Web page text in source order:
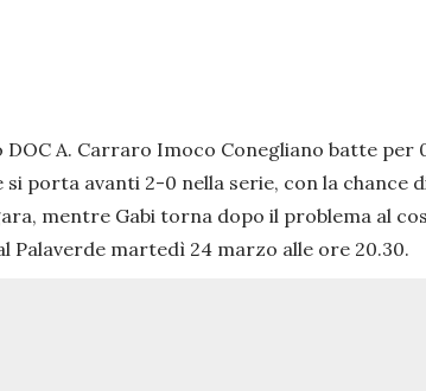
A. Carraro Imoco Conegliano batte per
porta avanti 2-0 nella serie, con la
mentre Gabi torna dopo il problema al
Palaverde martedì 24 marzo alle ore 20.30.